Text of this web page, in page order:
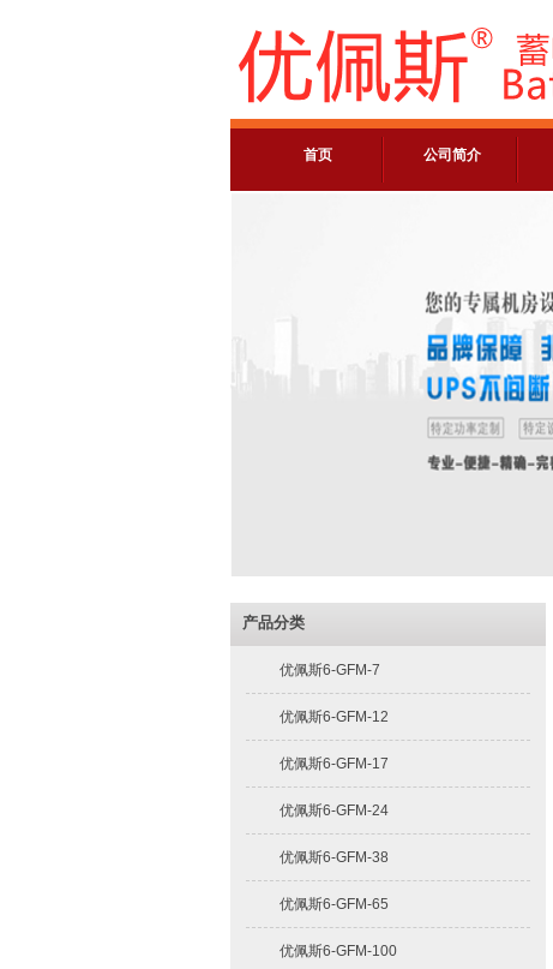
首页 公司简介
产品分类
优佩斯6-GFM-7
优佩斯6-GFM-12
优佩斯6-GFM-17
优佩斯6-GFM-24
优佩斯6-GFM-38
优佩斯6-GFM-65
优佩斯6-GFM-100